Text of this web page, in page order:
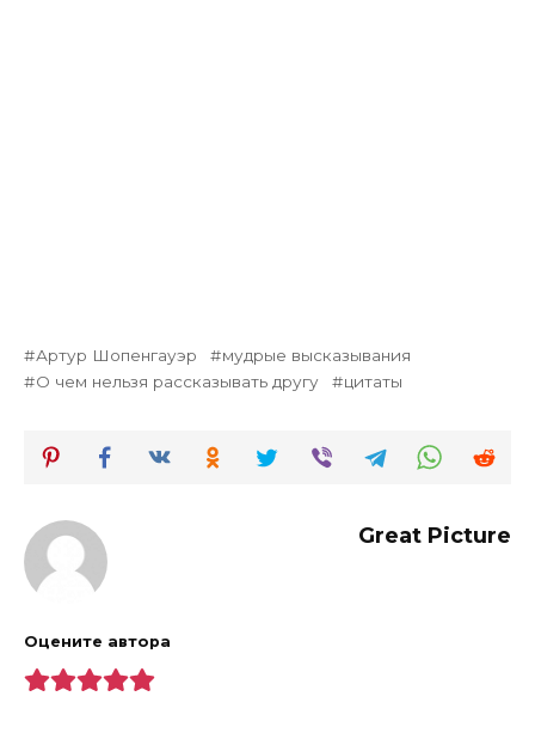
Артур Шопенгауэр
мудрые высказывания
О чем нельзя рассказывать другу
цитаты
Great Picture
Оцените автора